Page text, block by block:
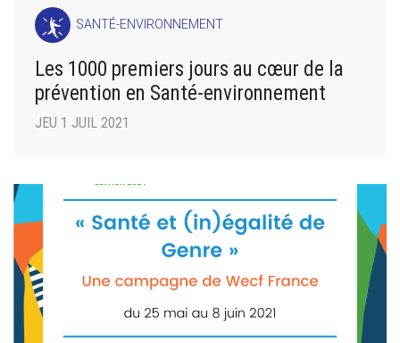
SANTÉ-ENVIRONNEMENT
Les 1000 premiers jours au cœur de la
prévention en Santé-environnement
JEU 1 JUIL 2021